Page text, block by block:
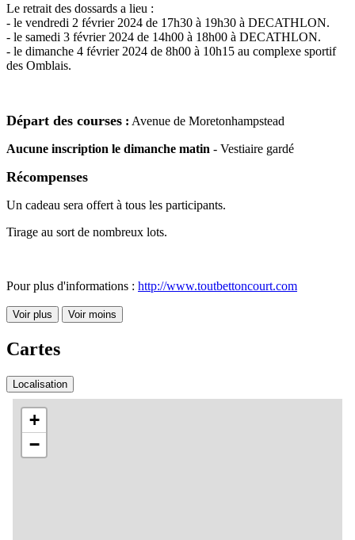
Le retrait des dossards a lieu :
- le vendredi 2 février 2024 de 17h30 à 19h30 à DECATHLON.
- le samedi 3 février 2024 de 14h00 à 18h00 à DECATHLON.
- le dimanche 4 février 2024 de 8h00 à 10h15 au complexe sportif
des Omblais.
Départ des courses : Avenue de Moretonhampstead
Aucune inscription le dimanche matin - Vestiaire gardé
Récompenses
Un cadeau sera offert à tous les participants.
Tirage au sort de nombreux lots.
Pour plus d'informations : http://www.toutbettoncourt.com
Voir plus Voir moins
Cartes
Localisation